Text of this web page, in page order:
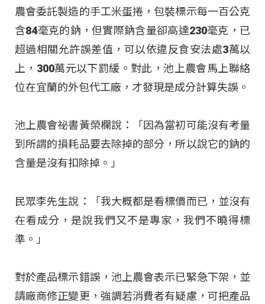
農會委託製造的手工米蛋捲，包裝標示每一百公克
含84毫克的鈉，但實際鈉含量卻高達230毫克，已
超過相關允許誤差值，可以依違反食安法處3萬以
上，300萬元以下罰緩。對此，池上農會馬上聯絡
位在宜蘭的外包代工廠，才發現是成分計算失誤。
池上農會祕書黃榮欄說：「因為當初可能沒有考量
到所謂的損耗品要去除掉的部分，所以說它的鈉的
含量是沒有扣除掉。」
民眾李先生說：「我大概都是看標價而已，並沒有
在看成分，是說我們又不是專家，我們不曉得標
準。」
對於產品標示錯誤，池上農會表示已緊急下架，並
請廠商修正變更，強調若消費者有疑慮，可把產品